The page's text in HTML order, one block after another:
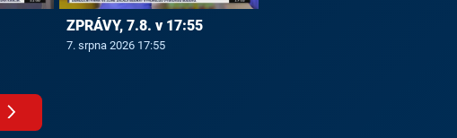
ZPRÁVY, 7.8. v 17:55
7. srpna 2026 17:55